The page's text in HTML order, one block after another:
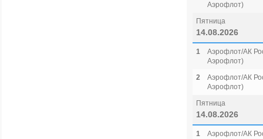
Аэрофлот)
Пятница
14.08.2026
1
Аэрофлот/АК
Аэрофлот)
2
Аэрофлот/АК
Аэрофлот)
Пятница
14.08.2026
1
Аэрофлот/АК